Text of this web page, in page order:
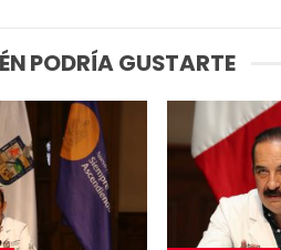
PODRÍA GUSTARTE